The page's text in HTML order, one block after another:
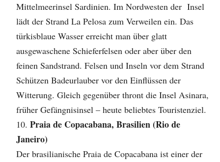
Mittelmeerinsel Sardinien. Im Nordwesten der Insel
lädt der Strand La Pelosa zum Verweilen ein. Das
türkisblaue Wasser erreicht man über glatt
ausgewaschene Schieferfelsen oder aber über den
feinen Sandstrand. Felsen und Inseln vor dem Strand
Schützen Badeurlauber vor den Einflüssen der
Witterung. Gleich gegenüber thront die Insel Asinara,
früher Gefängnisinsel – heute beliebtes Touristenziel.
Praia de Copacabana, Brasilien (Rio de
Janeiro)
Der brasilianische Praia de Copacabana ist einer der